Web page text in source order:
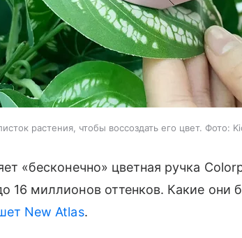
растения, чтобы воссоздать его цвет. Фото:
«бесконечно» цветная ручка
16 миллионов оттенков. Какие они
New Atlas.